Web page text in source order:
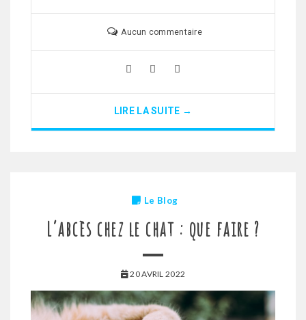
Aucun commentaire
LIRE LA SUITE →
Le Blog
L’abcès chez le chat : que faire ?
20 AVRIL 2022